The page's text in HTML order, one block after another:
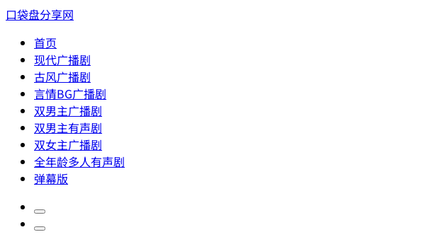
口袋盘分享网
首页
现代广播剧
古风广播剧
言情BG广播剧
双男主广播剧
双男主有声剧
双女主广播剧
全年龄多人有声剧
弹幕版